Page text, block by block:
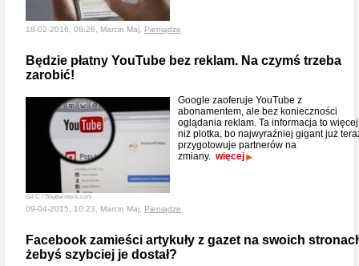
18-02-2016, 08:26, Marcin Maj, Pieniądze
Będzie płatny YouTube bez reklam. Na czymś trzeba
zarobić!
Gil C / Shutterstock.com
Google zaoferuje YouTube z
abonamentem, ale bez konieczności
oglądania reklam. Ta informacja to więcej
niż plotka, bo najwyraźniej gigant już
przygotowuje partnerów na
zmiany. więcej
09-04-2015, 10:23, Marcin Maj, Pieniądze
Facebook zamieści artykuły z gazet na swoich
żebyś szybciej je dostał?